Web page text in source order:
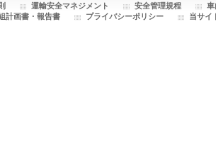
運輸安全マネジメント 安全管理規程
車
計画書・報告書
プライバシーポリシー 当サイ